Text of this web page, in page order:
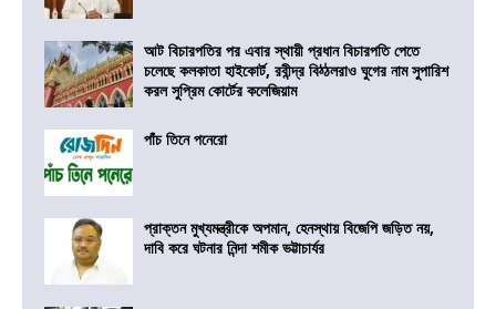
আট বিচারপতির পর এবার স্থায়ী প্রধান বিচারপতি পেতে
চলেছে কলকাতা হাইকোর্ট, রবীন্দ্র বিঠ্ঠলরাও ঘুগের নাম সুপারিশ
করল সুপ্রিম কোর্টের কলেজিয়াম
পাঁচ তিনে পনেরো
প্রাক্তন মুখ্যমন্ত্রীকে অপমান, হেনস্থায় বিজেপি জড়িত নয়,
দাবি করে ঘটনার নিন্দা শমীক ভট্টাচার্যর